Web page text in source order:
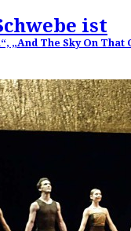
ist
„And The Sky On